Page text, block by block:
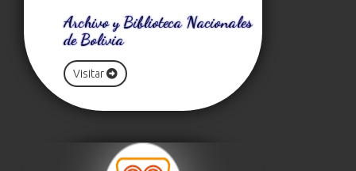
Archivo y Biblioteca Nacionales
de Bolivia
Visitar